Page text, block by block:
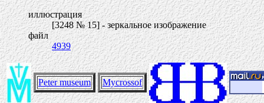
иллюстрация
[3248 № 15] - зеркальное изображение
файл
4939
Peter museum Mycrossof